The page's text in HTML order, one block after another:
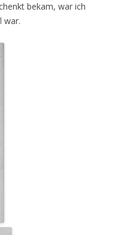
bekam, war ich
war.